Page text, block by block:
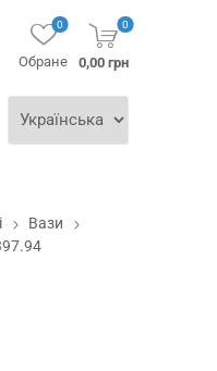
Обране
0 0
0,00 грн
Вази